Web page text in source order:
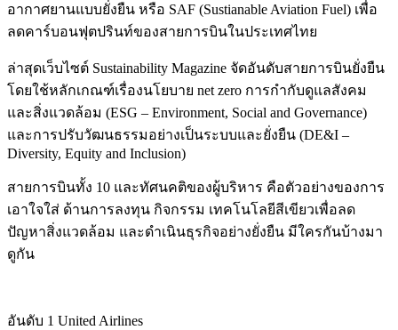
อากาศยานแบบยั่งยืน หรือ SAF (Sustianable Aviation Fuel) เพื่อ
ลดคาร์บอนฟุตปรินท์ของสายการบินในประเทศไทย
ล่าสุดเว็บไซต์ Sustainability Magazine จัดอันดับสายการบินยั่งยืน
โดยใช้หลักเกณฑ์เรื่องนโยบาย net zero การกำกับดูแลสังคม
และสิ่งแวดล้อม (ESG – Environment, Social and Governance)
และการปรับวัฒนธรรมอย่างเป็นระบบและยั่งยืน (DE&I –
Diversity, Equity and Inclusion)
สายการบินทั้ง 10 และทัศนคติของผู้บริหาร คือตัวอย่างของการ
เอาใจใส่ ด้านการลงทุน กิจกรรม เทคโนโลยีสีเขียวเพื่อลด
ปัญหาสิ่งแวดล้อม และดำเนินธุรกิจอย่างยั่งยืน มีใครกันบ้างมา
ดูกัน
อันดับ 1 United Airlines